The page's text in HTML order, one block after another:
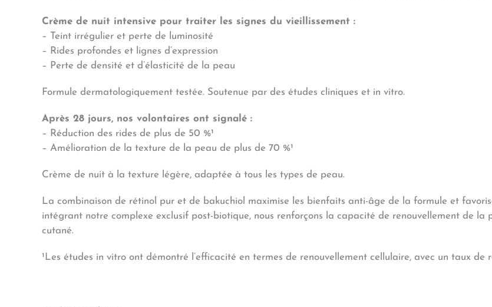
Crème de nuit intensive pour traiter les signes du vieillissement :
– Teint irrégulier et perte de luminosité
– Rides profondes et lignes d’expression
– Perte de densité et d’élasticité de la peau
Formule dermatologiquement testée. Soutenue par des études cliniques et in vitro.
Après 28 jours, nos volontaires ont signalé :
– Réduction des rides de plus de 50 %¹
– Amélioration de la texture de la peau de plus de 70 %¹
Crème de nuit à la texture légère, adaptée à tous les types de peau.
La combinaison de rétinol pur et de bakuchiol maximise les bienfaits anti-âge de la formule et
intégrant notre complexe exclusif post-biotique, nous renforçons la capacité de renouvellement de
cutané.
¹Les études in vitro ont démontré l’efficacité en termes de renouvellement cellulaire, avec un taux de